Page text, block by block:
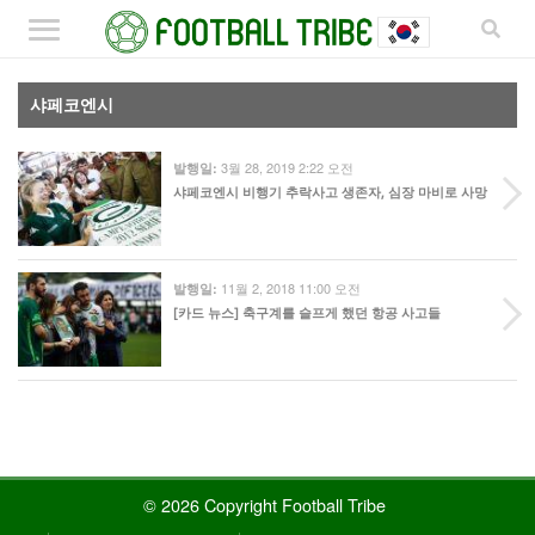
샤페코엔시
발행일: 3월 28, 2019 2:22 오전
샤페코엔시 비행기 추락사고 생존자, 심장 마비로 사망
발행일: 11월 2, 2018 11:00 오전
[카드 뉴스] 축구계를 슬프게 했던 항공 사고들
© 2026 Copyright Football Tribe